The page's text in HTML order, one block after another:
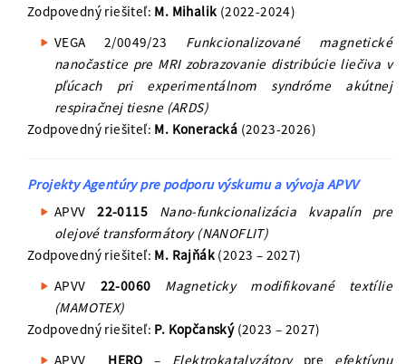
Zodpovedný riešiteľ: M. Mihalik (2022-2024)
VEGA 2/0049/23 Funkcionalizované magnetické
nanočastice pre MRI zobrazovanie distribúcie liečiva v
pľúcach pri experimentálnom syndróme akútnej
respiračnej tiesne (ARDS)
Zodpovedný riešiteľ: M. Koneracká (2023-2026)
Projekty Agentúry pre podporu výskumu a vývoja APVV
APVV22-0115
Nano-funkcionalizácia kvapalín pre
olejové transformátory (NANOFLIT)
Zodpovedný riešiteľ: M. Rajňák (2023 – 2027)
APVV 22-0060
Magneticky modifikované textílie
(MAMOTEX)
Zodpovedný riešiteľ: P. Kopčanský (2023 – 2027)
APVV HERO – Elektrokatalyzátorypre efektívnu